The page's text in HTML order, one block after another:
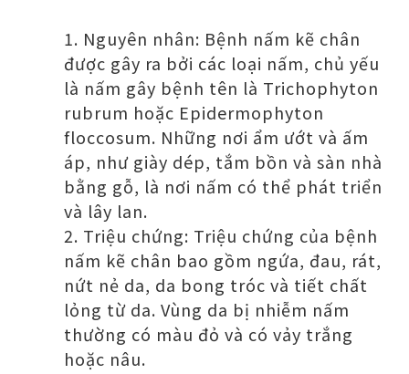
Nguyên nhân: Bệnh nấm kẽ chân
được gây ra bởi các loại nấm, chủ yếu
là nấm gây bệnh tên là Trichophyton
rubrum hoặc Epidermophyton
floccosum. Những nơi ẩm ướt và ấm
áp, như giày dép, tắm bồn và sàn nhà
bằng gỗ, là nơi nấm có thể phát triển
và lây lan.
Triệu chứng: Triệu chứng của bệnh
nấm kẽ chân bao gồm ngứa, đau, rát,
nứt nẻ da, da bong tróc và tiết chất
lỏng từ da. Vùng da bị nhiễm nấm
thường có màu đỏ và có vảy trắng
hoặc nâu.